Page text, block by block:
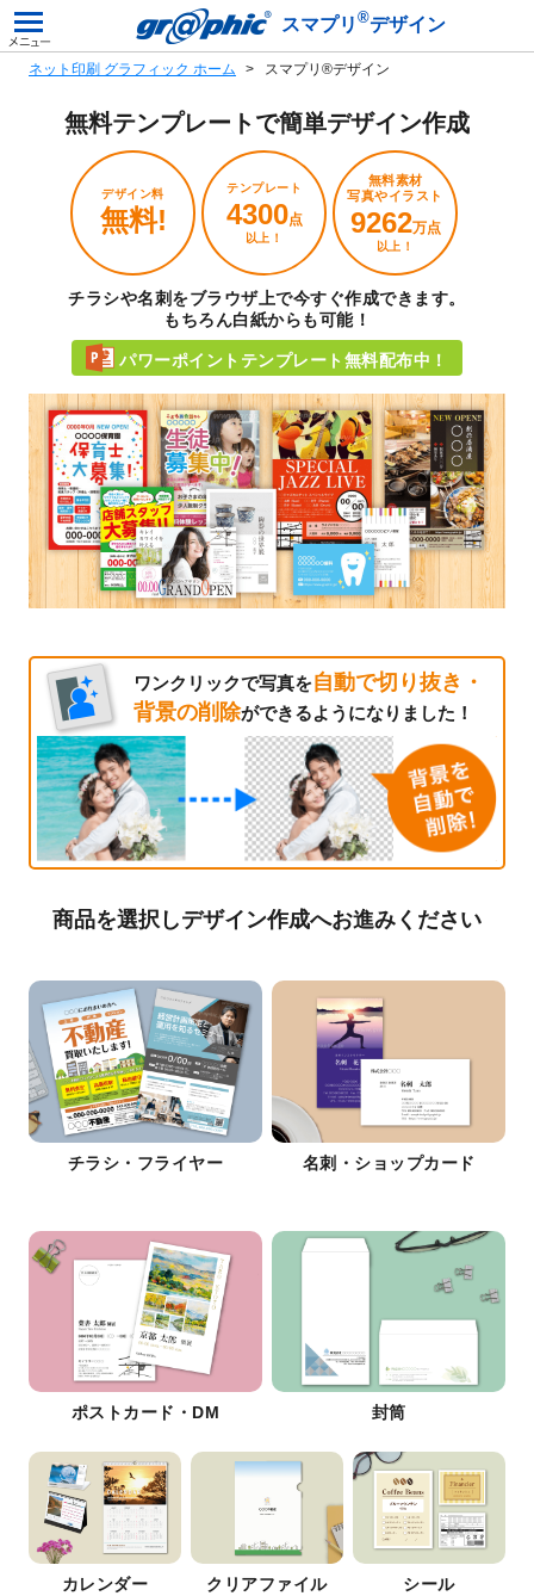
スマプリ ®デザイン
ネット印刷 グラフィック ホーム スマプリ®デザイン
無料テンプレートで簡単デザイン作成
デザイン料
無料!
テンプレート
4300点
以上！
無料素材
写真やイラスト
9262万点
以上！
チラシや名刺をブラウザ上で今すぐ作成できます。
もちろん白紙からも可能！
パワーポイントテンプレート無料配布中！
ワンクリックで写真を自動で切り抜き・
背景の削除ができるようになりました！
商品を選択しデザイン作成へお進みください
チラシ・フライヤー 名刺・ショップカード
ポストカード・DM 封筒
カレンダー クリアファイル シール